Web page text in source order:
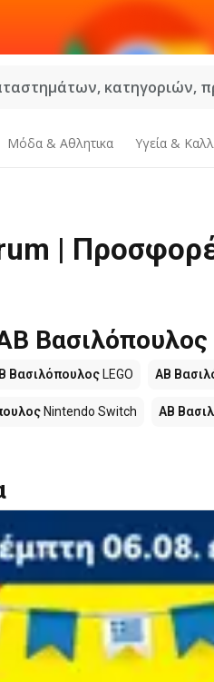
κατηγοριών,
Μόδα & Aθλητικα Υγεία &
|
Βασιλόπουλος
Βασιλόπουλος LEGO ΑΒ
Nintendo Switch ΑΒ